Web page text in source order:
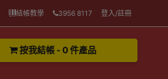
結帳教學 3956 8117 登入/註冊
按我結帳 - 0 件產品